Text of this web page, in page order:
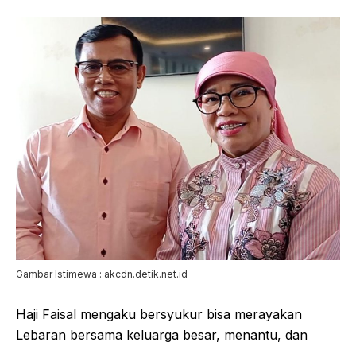
Gambar Istimewa : akcdn.detik.net.id
Haji Faisal mengaku bersyukur bisa merayakan
Lebaran bersama keluarga besar, menantu, dan